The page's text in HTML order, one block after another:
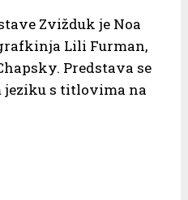
Zvižduk je Noa
Lili Furman,
Predstava se
jeziku s titlovima na